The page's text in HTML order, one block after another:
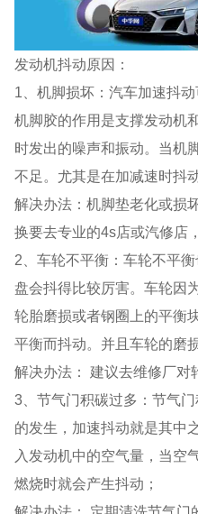
发动机抖动原因：
1、机脚损坏：汽车加速抖
机脚胶的作用是支撑发动机
时发出的噪声和振动。当机
不足。尤其是在加减速时抖
解决办法：机脚垫老化或损
换要去专业的4s店或汽修店
2、车轮不平衡：车轮不平
盘会抖得比较厉害。车轮因
轮胎磨损或者钢圈上的平衡
平衡而抖动。并且车轮的磨
解决办法： 建议去维修厂对
3、节气门积碳过多：节气
的发生，加速抖动就是其中
入发动机中的空气量，当空
燃烧时就会产生抖动；